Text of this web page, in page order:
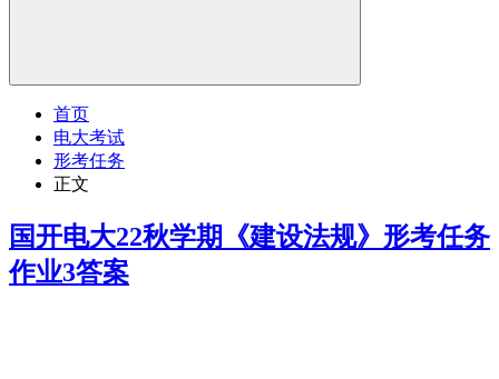
首页
电大考试
形考任务
正文
国开电大22秋学期《建设法规》形考任务
作业3答案